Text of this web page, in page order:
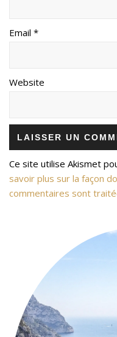
Email *
Website
Ce site utilise Akismet
savoir plus sur la façon
commentaires sont